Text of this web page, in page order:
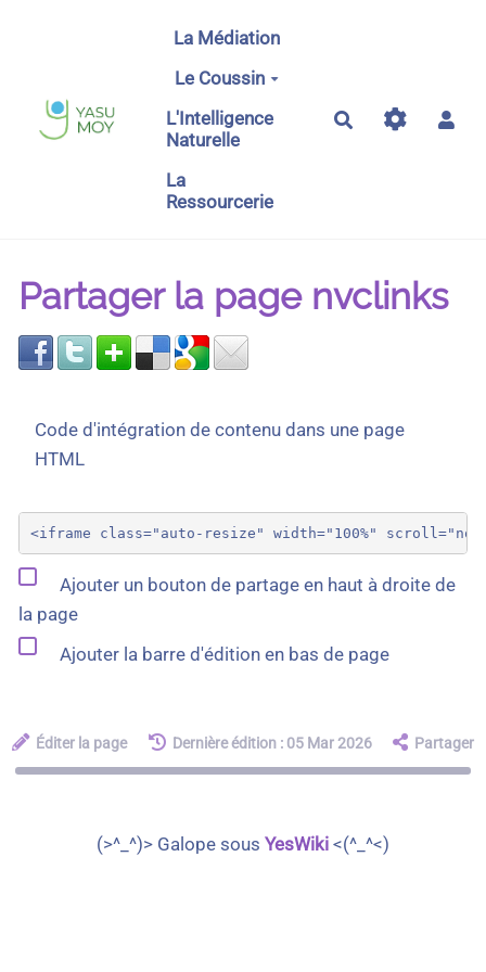
Aller au contenu principal
La Médiation
Le Coussin
L'Intelligence
Naturelle
La
Ressourcerie
Rechercher
Partager la page nvclinks
Code d'intégration de contenu dans une page
HTML
Ajouter un bouton de partage en haut à droite de
la page
Ajouter la barre d'édition en bas de page
Éditer la page Dernière édition : 05 Mar 2026 Partager
(>^_^)> Galope sous YesWiki <(^_^<)